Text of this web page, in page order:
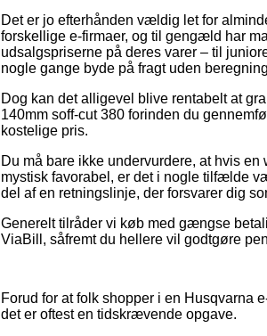
Det er jo efterhånden vældig let for
forskellige e-firmaer, og til gengæld har
udsalgspriserne på deres varer – til
nogle gange byde på fragt uden
Dog kan det alligevel blive rentabelt at
140mm soff-cut 380 forinden du
kostelige pris.
Du må bare ikke undervurdere, at hvis
mystisk favorabel, er det i nogle tilfælde
del af en retningslinje, der forsvarer dig
Generelt tilråder vi køb med gængse
ViaBill, såfremt du hellere vil godtgøre
Forud for at folk shopper i en Husqvarna
det er oftest en tidskrævende opgave.